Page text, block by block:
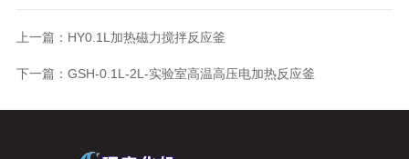
上一篇： HY0.1L加热磁力搅拌反应釜
下一篇： GSH-0.1L-2L-实验室高温高压电加热反应釜